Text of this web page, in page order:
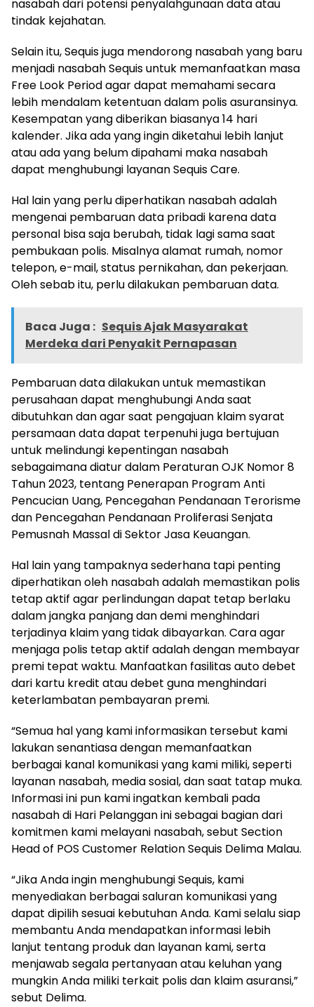
nasabah dari potensi penyalahgunaan data atau
tindak kejahatan.
Selain itu, Sequis juga mendorong nasabah yang baru
menjadi nasabah Sequis untuk memanfaatkan masa
Free Look Period agar dapat memahami secara
lebih mendalam ketentuan dalam polis asuransinya.
Kesempatan yang diberikan biasanya 14 hari
kalender. Jika ada yang ingin diketahui lebih lanjut
atau ada yang belum dipahami maka nasabah
dapat menghubungi layanan Sequis Care.
Hal lain yang perlu diperhatikan nasabah adalah
mengenai pembaruan data pribadi karena data
personal bisa saja berubah, tidak lagi sama saat
pembukaan polis. Misalnya alamat rumah, nomor
telepon, e-mail, status pernikahan, dan pekerjaan.
Oleh sebab itu, perlu dilakukan pembaruan data.
Baca Juga : Sequis Ajak Masyarakat
Merdeka dari Penyakit Pernapasan
Pembaruan data dilakukan untuk memastikan
perusahaan dapat menghubungi Anda saat
dibutuhkan dan agar saat pengajuan klaim syarat
persamaan data dapat terpenuhi juga bertujuan
untuk melindungi kepentingan nasabah
sebagaimana diatur dalam Peraturan OJK Nomor 8
Tahun 2023, tentang Penerapan Program Anti
Pencucian Uang, Pencegahan Pendanaan Terorisme
dan Pencegahan Pendanaan Proliferasi Senjata
Pemusnah Massal di Sektor Jasa Keuangan.
Hal lain yang tampaknya sederhana tapi penting
diperhatikan oleh nasabah adalah memastikan polis
tetap aktif agar perlindungan dapat tetap berlaku
dalam jangka panjang dan demi menghindari
terjadinya klaim yang tidak dibayarkan. Cara agar
menjaga polis tetap aktif adalah dengan membayar
premi tepat waktu. Manfaatkan fasilitas auto debet
dari kartu kredit atau debet guna menghindari
keterlambatan pembayaran premi.
“Semua hal yang kami informasikan tersebut kami
lakukan senantiasa dengan memanfaatkan
berbagai kanal komunikasi yang kami miliki, seperti
layanan nasabah, media sosial, dan saat tatap muka.
Informasi ini pun kami ingatkan kembali pada
nasabah di Hari Pelanggan ini sebagai bagian dari
komitmen kami melayani nasabah, sebut Section
Head of POS Customer Relation Sequis Delima Malau.
“Jika Anda ingin menghubungi Sequis, kami
menyediakan berbagai saluran komunikasi yang
dapat dipilih sesuai kebutuhan Anda. Kami selalu siap
membantu Anda mendapatkan informasi lebih
lanjut tentang produk dan layanan kami, serta
menjawab segala pertanyaan atau keluhan yang
mungkin Anda miliki terkait polis dan klaim asuransi,”
sebut Delima.